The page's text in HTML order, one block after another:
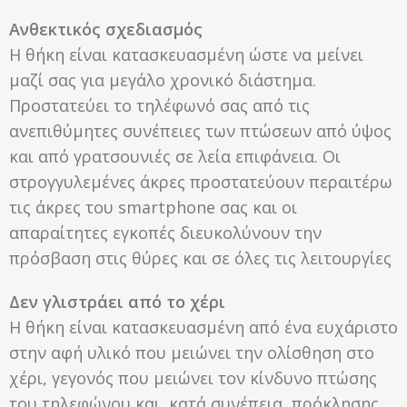
Ανθεκτικός σχεδιασμός
Η θήκη είναι κατασκευασμένη ώστε να μείνει
μαζί σας για μεγάλο χρονικό διάστημα.
Προστατεύει το τηλέφωνό σας από τις
ανεπιθύμητες συνέπειες των πτώσεων από ύψος
και από γρατσουνιές σε λεία επιφάνεια. Οι
στρογγυλεμένες άκρες προστατεύουν περαιτέρω
τις άκρες του smartphone σας και οι
απαραίτητες εγκοπές διευκολύνουν την
πρόσβαση στις θύρες και σε όλες τις λειτουργίες
Δεν γλιστράει από το χέρι
Η θήκη είναι κατασκευασμένη από ένα ευχάριστο
στην αφή υλικό που μειώνει την ολίσθηση στο
χέρι, γεγονός που μειώνει τον κίνδυνο πτώσης